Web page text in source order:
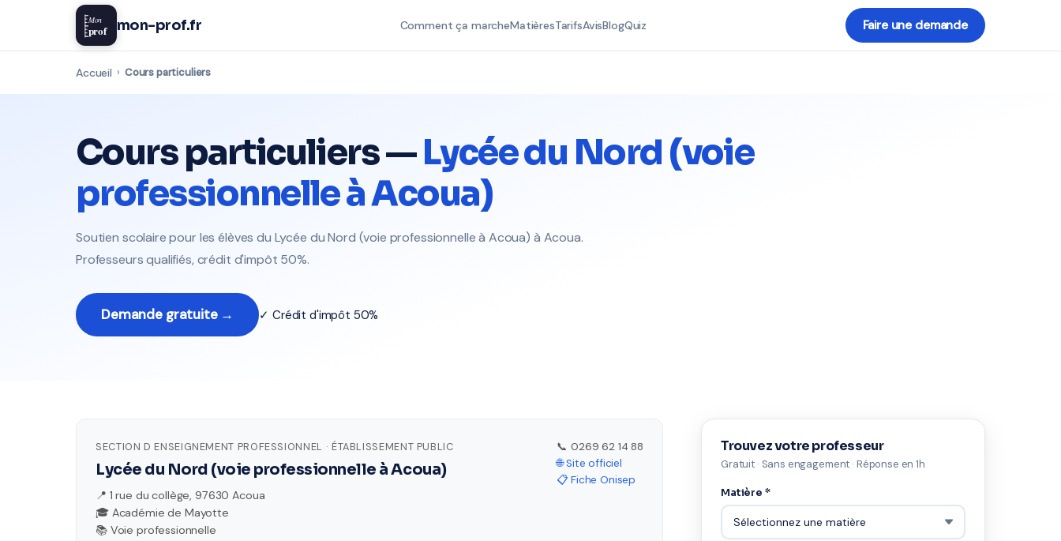
Mon
prof mon-prof.fr Comment ça marcheMatièresTarifsAvisBlogQuiz Faire une demande
Accueil › Cours particuliers
Cours particuliers —Lycée du Nord (voie
professionnelle à Acoua)
Soutien scolaire pour les élèves du Lycée du Nord (voie professionnelle à Acoua) à Acoua.
Professeurs qualifiés, crédit d'impôt 50%.
Demande gratuite → ✓ Crédit d'impôt 50%
SECTION D ENSEIGNEMENT PROFESSIONNEL · ÉTABLISSEMENT PUBLIC
Lycée du Nord (voie professionnelle à Acoua)
📍 1 rue du collège, 97630 Acoua
🎓 Académie de Mayotte
📚 Voie professionnelle
📞 0269 62 14 88
🌐 Site officiel
📋 Fiche Onisep
Trouvez votre professeur
Gratuit · Sans engagement · Réponse en 1h
Matière *